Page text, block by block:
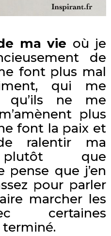
ma vie où je
de
font plus mal
qui me
qu’ils ne me
plus
font la paix et
ralentir ma
plutôt que
pense que j’en
pour parler
marcher les
certaines
terminé.